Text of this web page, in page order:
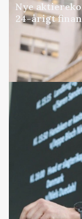
Nye
24-årigt